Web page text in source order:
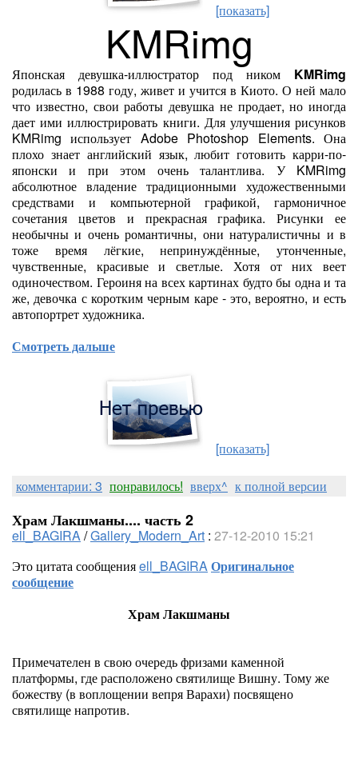
[показать]
KMRimg
Японская девушка-иллюстратор под ником KMRimg
родилась в 1988 году, живет и учится в Киото. О ней мало
что известно, свои работы девушка не продает, но иногда
дает ими иллюстрировать книги. Для улучшения рисунков
KMRimg использует Adobe Photoshop Elements. Она
плохо знает английский язык, любит готовить карри-по-
японски и при этом очень талантлива. У KMRimg
абсолютное владение традиционными художественными
средствами и компьютерной графикой, гармоничное
сочетания цветов и прекрасная графика. Рисунки ее
необычны и очень романтичны, они натуралистичны и в
тоже время лёгкие, непринуждённые, утонченные,
чувственные, красивые и светлые. Хотя от них веет
одиночеством. Героиня на всех картинах будто бы одна и та
же, девочка с коротким черным каре - это, вероятно, и есть
автопортрет художника.
Смотреть дальше
[показать]
комментарии: 3 понравилось! вверх^ к полной версии
Храм Лакшманы.... часть 2
ell_BAGIRA/Gallery_Modern_Art : 27-12-2010 15:21
Это цитата сообщенияell_BAGIRAОригинальное
сообщение
Храм Лакшманы
Примечателен в свою очередь фризами каменной
платформы, где расположено святилище Вишну. Тому же
божеству (в воплощении вепря Варахи) посвящено
святилище напротив.